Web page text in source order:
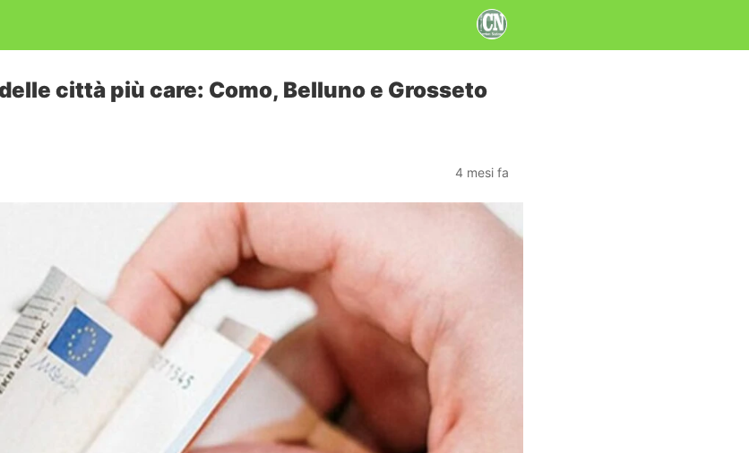
città più care: Como, Belluno e Grosseto
4 mesi fa